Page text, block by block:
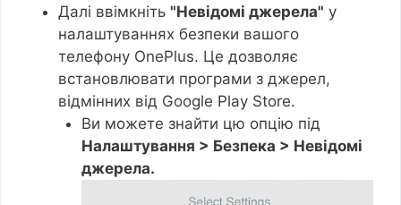
Далі ввімкніть "Невідомі джерела" у
налаштуваннях безпеки вашого
телефону OnePlus. Це дозволяє
встановлювати програми з джерел,
відмінних від Google Play Store.
Ви можете знайти цю опцію під
Налаштування > Безпека > Невідомі
джерела.